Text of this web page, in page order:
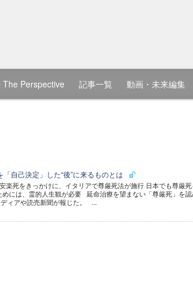
The Perspective 記事一覧 動画・未来編集
自己決定」した“後”に来るものとは
楽死をきっかけに、イタリアで尊厳死法が施行 日本でも尊厳
には、霊的人生観が必要 延命治療を望まない「尊厳死」を認
ィアや読売新聞が報じた。 ...